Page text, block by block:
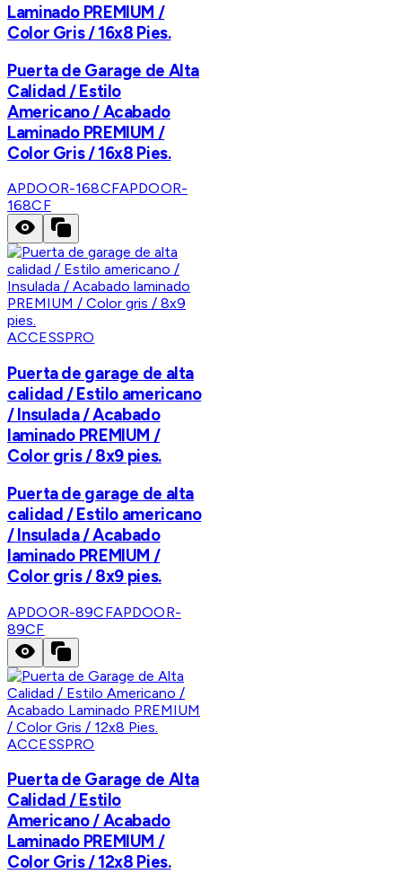
Laminado PREMIUM /
Color Gris / 16x8 Pies.
Puerta de Garage de Alta
Calidad / Estilo
Americano / Acabado
Laminado PREMIUM /
Color Gris / 16x8 Pies.
APDOOR-168CFAPDOOR-
168CF
ACCESSPRO
Puerta de garage de alta
calidad / Estilo americano
/ Insulada / Acabado
laminado PREMIUM /
Color gris / 8x9 pies.
Puerta de garage de alta
calidad / Estilo americano
/ Insulada / Acabado
laminado PREMIUM /
Color gris / 8x9 pies.
APDOOR-89CFAPDOOR-
89CF
ACCESSPRO
Puerta de Garage de Alta
Calidad / Estilo
Americano / Acabado
Laminado PREMIUM /
Color Gris / 12x8 Pies.